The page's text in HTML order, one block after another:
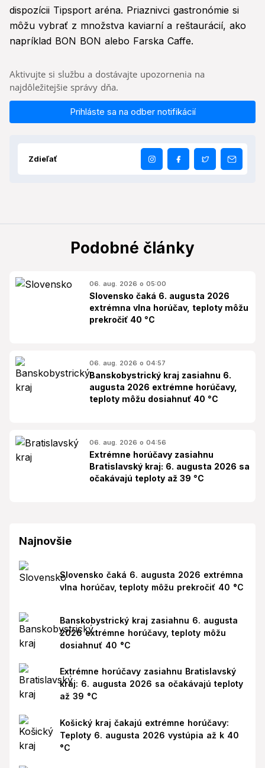
dispozícii Tipsport aréna. Priaznivci gastronómie si
môžu vybrať z množstva kaviarní a reštaurácií, ako
napríklad BON BON alebo Farska Caffe.
Aktivujte si službu a dostávajte upozornenia na
najdôležitejšie správy dňa.
Prihláste sa na odber notifikácií
Zdieľať
Podobné články
06. aug. 2026 o 05:00
Slovensko čaká 6. augusta 2026
extrémna vlna horúčav, teploty môžu
prekročiť 40 °C
06. aug. 2026 o 04:57
Banskobystrický kraj zasiahnu 6.
augusta 2026 extrémne horúčavy,
teploty môžu dosiahnuť 40 °C
06. aug. 2026 o 04:56
Extrémne horúčavy zasiahnu
Bratislavský kraj: 6. augusta 2026 sa
očakávajú teploty až 39 °C
Najnovšie
Slovensko čaká 6. augusta 2026 extrémna
vlna horúčav, teploty môžu prekročiť 40 °C
Banskobystrický kraj zasiahnu 6. augusta
2026 extrémne horúčavy, teploty môžu
dosiahnuť 40 °C
Extrémne horúčavy zasiahnu Bratislavský
kraj: 6. augusta 2026 sa očakávajú teploty
až 39 °C
Košický kraj čakajú extrémne horúčavy:
Teploty 6. augusta 2026 vystúpia až k 40
°C